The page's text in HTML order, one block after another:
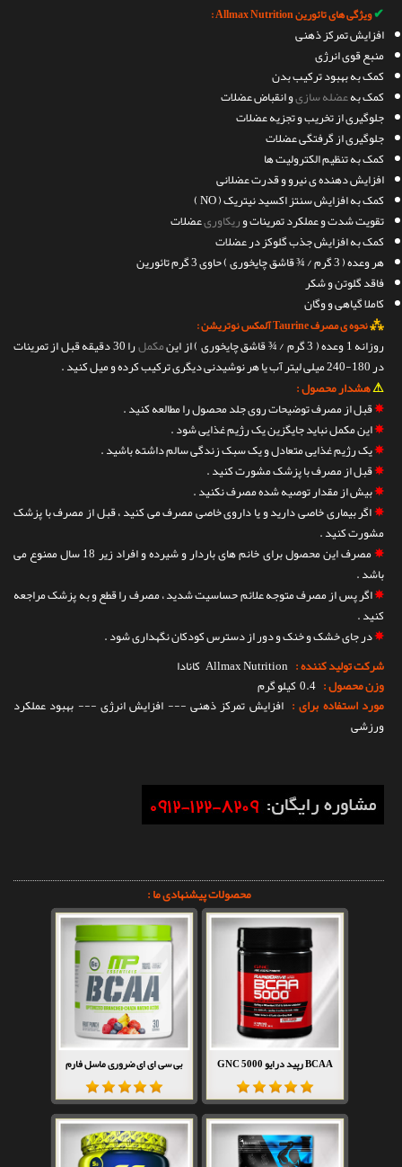
✔ویژگی های تائورین Allmax Nutrition :
افزایش تمرکز ذهنی
منبع قوی انرژی
کمک به بهبود ترکیب بدن
کمک بهعضله سازیو انقباض عضلات
جلوگیری از تخریب و تجزیه عضلات
جلوگیری از گرفتگی عضلات
کمک به تنظیم الکترولیت ها
افزایش دهنده ی نیرو و قدرت عضلانی
کمک به افزایش سنتز اکسید نیتریک ( NO )
تقویت شدت و عملکرد تمرینات وریکاوریعضلات
کمک به افزایش جذب گلوکز در عضلات
هر وعده ( 3 گرم / ¾ قاشق چایخوری ) حاوی 3 گرم تائورین
فاقد گلوتن و شکر
کاملا گیاهی و وگان
⁂نحوه ی مصرف Taurine آلمکس نوتریشن :
روزانه 1 وعده ( 3 گرم / ¾ قاشق چایخوری ) از این مکمل
را 30 دقیقه قبل از تمرینات
در 180-240 میلی لیتر آب یا هر نوشیدنی دیگری ترکیب کرده و میل کنید .
⚠هشدار محصول :
✵قبل از مصرف توضیحات روی جلد محصول را مطالعه کنید .
✵این مکمل نباید جایگزین یک رژیم غذایی شود .
✵یک رژیم غذایی متعادل و یک سبک زندگی سالم داشته باشید .
✵قبل از مصرف با پزشک مشورت کنید .
✵بیش از مقدار توصیه شده مصرف نکنید .
✵اگر بیماری خاصی دارید و یا داروی خاصی مصرف می کنید ، قبل از مصرف با پزشک
مشورت کنید .
✵
مصرف این محصول برای خانم های باردار و شیرده و افراد زیر 18 سال ممنوع می
باشد .
✵اگر پس از مصرف متوجه علائم حساسیت شدید ، مصرف را قطع و به پزشک مراجعه
کنید .
✵در جای خشک و خنک و دور از دسترس کودکان نگهداری شود .
شرکت تولید کننده : Allmax Nutrition کانادا
وزن محصول : 0.4 کیلو گرم
مورد استفاده برای : افزایش تمرکز ذهنی --- افزایش انرژی --- بهبود عملکرد
ورزشی
محصولات پیشنهادی ما :
BCAA رپید درایو 5000 GNC بی سی ای ای ضروری ماسل فارم